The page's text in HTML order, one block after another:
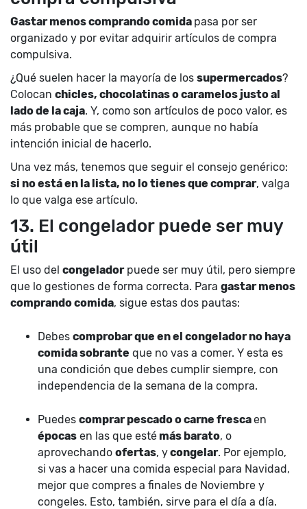
Gastar menos comprando comida pasa por ser
organizado y por evitar adquirir artículos de compra
compulsiva.
¿Qué suelen hacer la mayoría de los supermercados?
Colocan chicles, chocolatinas o caramelos justo al
lado de la caja. Y, como son artículos de poco valor, es
más probable que se compren, aunque no había
intención inicial de hacerlo.
Una vez más, tenemos que seguir el consejo genérico:
si no está en la lista, no lo tienes que comprar, valga
lo que valga ese artículo.
13. El congelador puede ser muy
útil
El uso del congeladorpuede ser muy útil, pero siempre
que lo gestiones de forma correcta. Para gastar menos
comprando comida, sigue estas dos pautas:
Debes comprobar que en el congelador no haya
comida sobrante que no vas a comer. Y esta es
una condición que debes cumplir siempre, con
independencia de la semana de la compra.
Puedes comprar pescado o carne frescaen
épocas en las que esté más barato, o
aprovechando ofertas, ycongelar. Por ejemplo,
si vas a hacer una comida especial para Navidad,
mejor que compres a finales de Noviembre y
congeles. Esto, también, sirve para el día a día.